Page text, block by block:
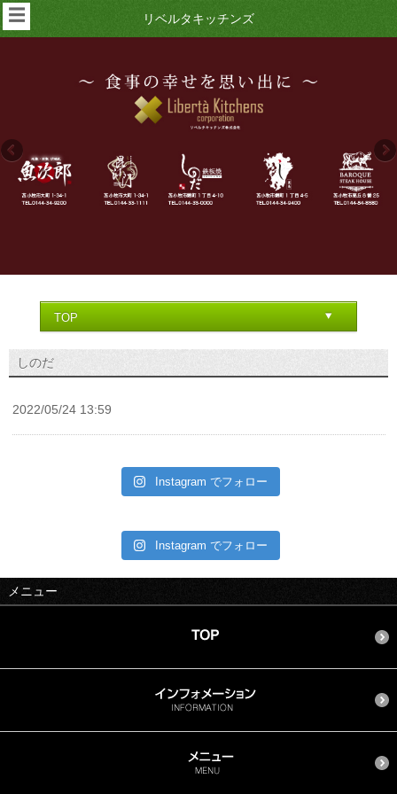
リベルタキッチンズ
☰
しのだ
2022/05/24 13:59
Instagram でフォロー
Instagram でフォロー
メニュー